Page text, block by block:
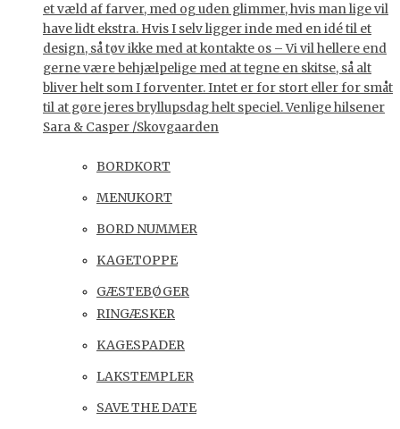
et væld af farver, med og uden glimmer, hvis man lige vil
have lidt ekstra. Hvis I selv ligger inde med en idé til et
design, så tøv ikke med at kontakte os – Vi vil hellere end
gerne være behjælpelige med at tegne en skitse, så alt
bliver helt som I forventer. Intet er for stort eller for småt
til at gøre jeres bryllupsdag helt speciel. Venlige hilsener
Sara & Casper /Skovgaarden
BORDKORT
MENUKORT
BORD NUMMER
KAGETOPPE
GÆSTEBØGER
RINGÆSKER
KAGESPADER
LAKSTEMPLER
SAVE THE DATE